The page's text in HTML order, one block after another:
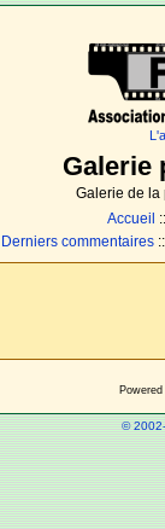
Galerie
Galerie de la
Accueil
Derniers commentaires
©